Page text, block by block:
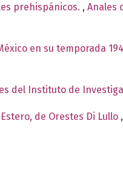
prehispánicos. , Anales
en su temporada
del Instituto de
de Orestes Di Lullo ,